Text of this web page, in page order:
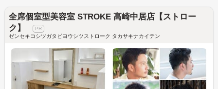
全席個室型美容室 STROKE 高崎中居店【ストロー
ク】
ゼンセキコシツガタビヨウシツストローク タカサキナカイテン